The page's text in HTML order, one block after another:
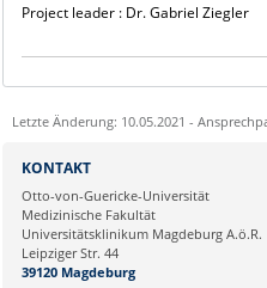
Project leader : Dr. Gabriel Ziegler
Letzte Änderung: 10.05.2021 -
Ihre E-Mailadresse:
Ihr Anliegen:
KONTAKT
Otto-von-Guericke-Universität
Medizinische Fakultät
Universitätsklinikum Magdeburg A.ö.R.
Leipziger Str. 44
39120 Magdeburg